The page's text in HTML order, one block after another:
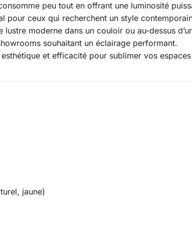
peu tout en offrant une luminosité
pour ceux qui recherchent un style
moderne dans un couloir ou au-dessus
souhaitant un éclairage performant.
et efficacité pour sublimer vos
jaune)